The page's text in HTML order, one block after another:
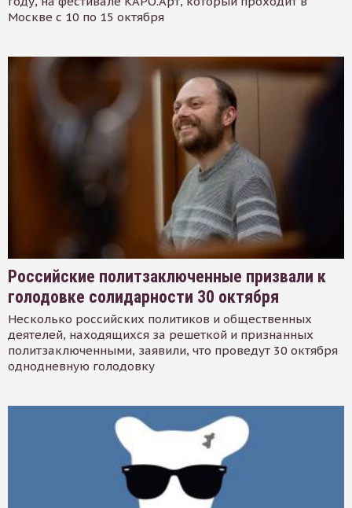
Москве с 10 по 15 октября
Российские политзаключенные призвали к
голодовке солидарности 30 октября
Несколько российских политиков и общественных
деятелей, находящихся за решеткой и признанных
политзаключенными, заявили, что проведут 30 октября
однодневную голодовку